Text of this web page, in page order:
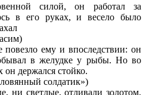
силой, он работал за
в его руках, и весело было
ему и впоследствии: он
в желудке у рыбы. Но во
держался стойко.
солдатик»)
ни светлые, отливали золотом,